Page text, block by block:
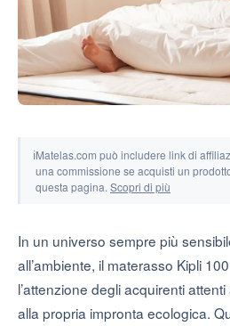
ℹMatelas.com può includere link di
una commissione se acquisti un
questa pagina. Scopri di più
In un universo sempre più
all’ambiente, il materasso Kipli
l’attenzione degli acquirenti
alla propria impronta ecologica.